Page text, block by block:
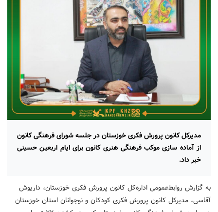
مدیرکل کانون پرورش فکری خوزستان در جلسه شورای فرهنگی کانون
از آماده سازی موکب فرهنگی هنری کانون برای ایام اربعین حسینی
خبر داد.
به گزارش روابط‌عمومی اداره‌کل کانون پرورش فکری خوزستان، داریوش
آقاسی، مدیرکل کانون پرورش فکری کودکان و نوجوانان استان خوزستان